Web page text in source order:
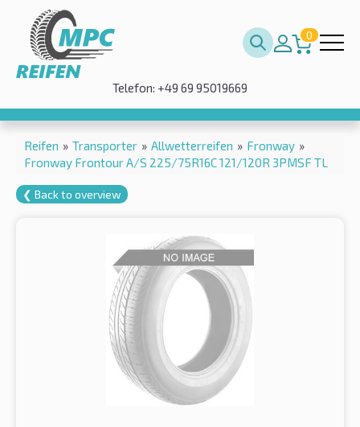
0
Telefon: +49 69 95019669
Reifen » Transporter » Allwetterreifen » Fronway »
Fronway Frontour A/S 225/75R16C 121/120R 3PMSF TL
❮ Back to overview